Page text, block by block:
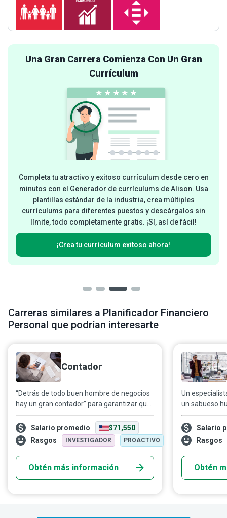
Una Gran Carrera Comienza Con Un Gran
Currículum
Completa tu atractivo y exitoso currículum desde cero en
minutos con el Generador de currículums de Alison. Usa
plantillas estándar de la industria, crea múltiples
currículums para diferentes puestos y descárgalos sin
límite, todo completamente gratis. ¡Sí, así de fácil!
¡Crea tu currículum exitoso ahora!
Carreras similares a Planificador Financiero
Personal que podrían interesarte
Contador
“Detrás de todo buen hombre de negocios
hay un gran contador” para garantizar que
los registros financieros de una
organización sean precisos y los impuestos
apropiados se paguen a tiempo. Un
contador proporciona la información que
necesitan los inversionistas y dueños de
negocios para evaluar cómo le va a una
empresa. Y “los contadores lo hacen todo
Salario promedio
$71,550
Rasgos
INVESTIGADOR PROACTIVO
Obtén más información
Un
un sabueso
productos de
visibles para
Salario
Rasgos
Obtén